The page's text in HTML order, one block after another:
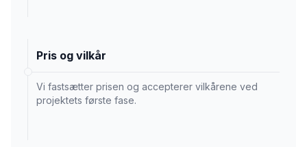
Pris og vilkår
Vi fastsætter prisen og accepterer vilkårene ved
projektets første fase.